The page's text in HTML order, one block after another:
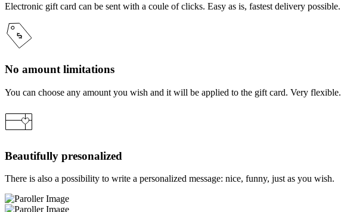
Electronic gift card can be sent with a coule of clicks. Easy as is, fastest delivery possible.
No amount limitations
You can choose any amount you wish and it will be applied to the gift card. Very flexible.
Beautifully presonalized
There is also a possibility to write a personalized message: nice, funny, just as you wish.